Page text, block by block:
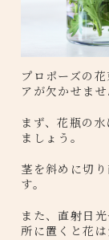
プロポーズの
アが欠かせませ
まず、花瓶の
ましょう。
茎を斜めに切
す。
また、直射日
所に置くと花は